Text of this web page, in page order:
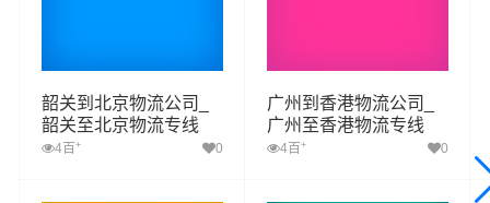
韶关到北京物流公司_
韶关至北京物流专线
4百 + 0
广州到香港物流公司_
广州至香港物流专线
4百 + 0